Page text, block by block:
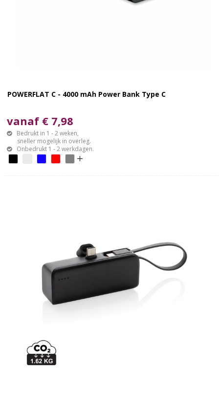
POWERFLAT C - 4000 mAh Power Bank Type C
vanaf € 7,98
Bedrukt in 1 - 2 weken,
sneller mogelijk in overleg.
Onbedrukt 1 - 2 werkdagen.